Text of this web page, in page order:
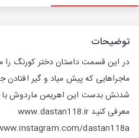
توضیحات
در این قسمت داستان دختر کورنگ
ماجراهایی که پیش میاد و گیر
شدنش بدست این اهریمن ماردوش با ما
معرفی کنید www.dastan118.ir
dastan118a